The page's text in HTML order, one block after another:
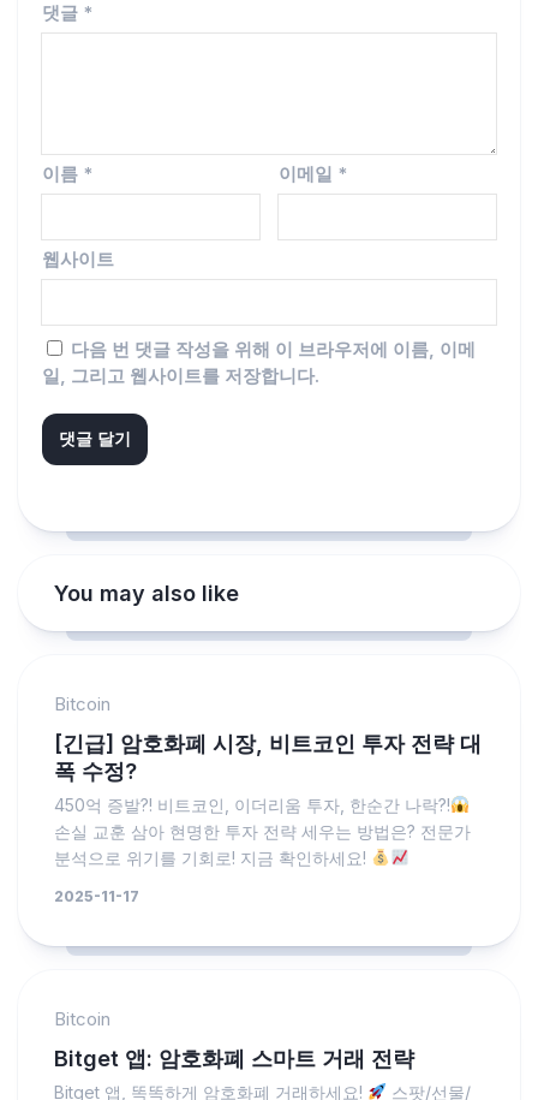
댓글 *
이름 * 이메일 *
웹사이트
다음 번 댓글 작성을 위해 이 브라우저에 이름, 이메
일, 그리고 웹사이트를 저장합니다.
You may also like
Bitcoin
[긴급] 암호화폐 시장, 비트코인 투자 전략 대
폭 수정?
450억 증발?! 비트코인, 이더리움 투자, 한순간 나락?!
손실 교훈 삼아 현명한 투자 전략 세우는 방법은? 전문가
분석으로 위기를 기회로! 지금 확인하세요!
2025-11-17
Bitcoin
Bitget 앱: 암호화폐 스마트 거래 전략
Bitget 앱, 똑똑하게 암호화폐 거래하세요! 스팟/선물/